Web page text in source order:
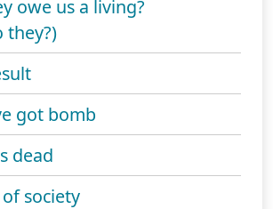
owe us a living?
they?)
got bomb
dead
of society